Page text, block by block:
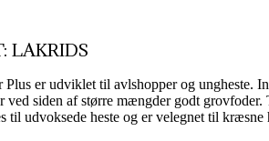
LAKRIDS
er udviklet til avlshopper og ungheste.
ved siden af større mængder godt
til udvoksede heste og er velegnet til kræsne